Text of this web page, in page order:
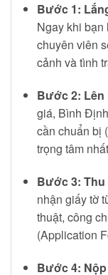
Bước 1:
Ngay khi bạn
chuyên viên
cảnh và tình
Bước 2: Lên
giá, Bình
cần chuẩn bị
trọng tâm
Bước 3: Thu
nhận giấy tờ
thuật, công
(Application
Bước 4: